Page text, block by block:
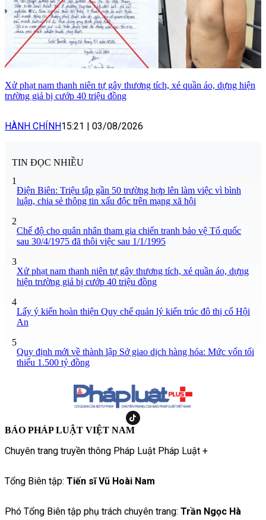
Xử phạt nam thanh niên tự gây thương tích, xé quần áo, dựng hiện
trường giả bị cướp 40 triệu đồng
HÀNH CHÍNH15:21 03/08/2026
TIN ĐỌC NHIỀU
1
Điện Biên: Triệu tập gần 50 trường hợp lên làm việc vì bình
luận, chia sẻ thông tin xấu độc trên mạng xã hội
2
Chế độ cho quân nhân tham gia chiến tranh bảo vệ Tổ quốc
sau 30/4/1975 đã thôi việc sau 1/1/1995
3
Xử phạt nam thanh niên tự gây thương tích, xé quần áo, dựng
hiện trường giả bị cướp 40 triệu đồng
4
Lấy ý kiến hoàn thiện Quy chế quản lý kiến trúc đô thị cổ Hội
An
5
Quy định mới về thành lập Sở giao dịch hàng hóa: Mức vốn tối
thiểu 1.500 tỷ đồng
BÁO PHÁP LUẬT VIỆT NAM
Chuyên trang truyền thông Pháp Luật Pháp Luật +
Tổng Biên tập: Tiến sĩ Vũ Hoài Nam
Phó Tổng Biên tập phụ trách chuyên trang: Trần Ngọc Hà